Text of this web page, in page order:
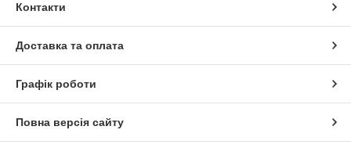
Контакти
Доставка та оплата
Графік роботи
Повна версія сайту